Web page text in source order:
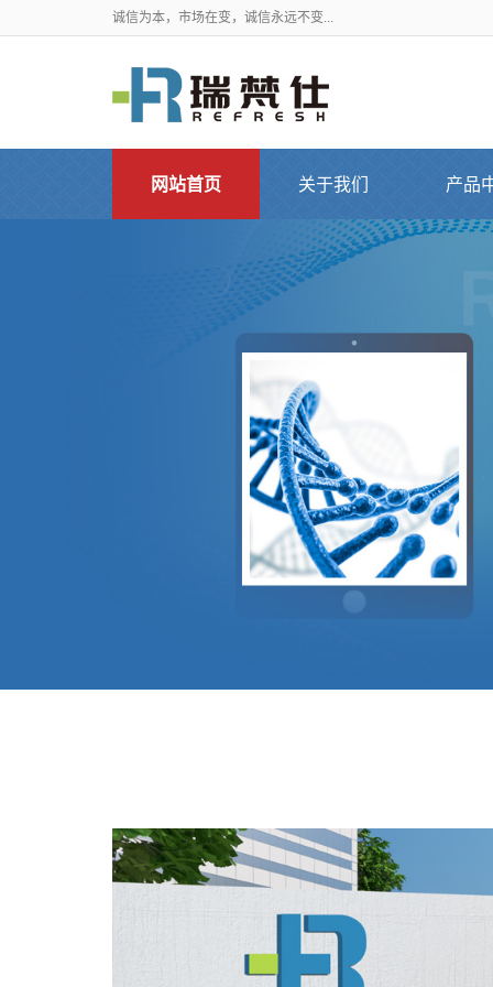
诚信为本，市场在变，诚信永远不变...
网站首页 关于我们 产品